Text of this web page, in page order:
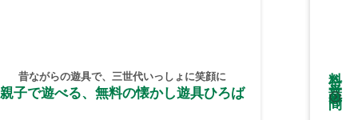
料金・営業時間
昔ながらの遊具で、三世代いっしょに笑顔に
親子で遊べる、無料の懐かし遊具ひろば